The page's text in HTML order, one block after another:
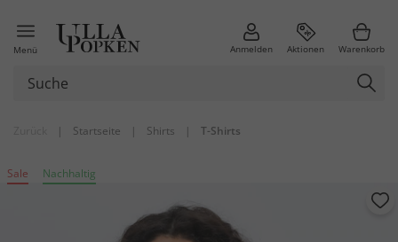
Menü Anmelden Aktionen Warenkorb
| Startseite | Shirts | T-Shirts
Sale Nachhaltig